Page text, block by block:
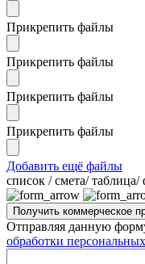
Прикрепить файлы
Прикрепить файлы
Прикрепить файлы
Прикрепить файлы
Добавить ещё файлы
cписок / смета/ таблица/
Отправляя данную
обработки